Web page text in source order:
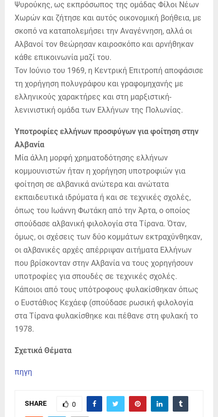
Ψυρούκης, ως εκπρόσωπος της ομάδας Φίλοι Νέων
Χωρών και ζήτησε και αυτός οικονομική βοήθεια, με
σκοπό να καταπολεμήσει την Αναγέννηση, αλλά οι
Αλβανοί τον θεώρησαν καιροσκόπο και αρνήθηκαν
κάθε επικοινωνία μαζί του.
Τον Ιούνιο του 1969, η Κεντρική Επιτροπή αποφάσισε
τη χορήγηση πολυγράφου και γραφομηχανής με
ελληνικούς χαρακτήρες και στη μαρξιστική-
λενινιστική ομάδα των Ελλήνων της Πολωνίας.
Υποτροφίες ελλήνων προσφύγων για φοίτηση στην
Αλβανία
Μία άλλη μορφή χρηματοδότησης ελλήνων
κομμουνιστών ήταν η χορήγηση υποτροφιών για
φοίτηση σε αλβανικά ανώτερα και ανώτατα
εκπαιδευτικά ιδρύματα ή και σε τεχνικές σχολές,
όπως του Ιωάννη Φωτάκη από την Άρτα, ο οποίος
σπούδασε αλβανική φιλολογία στα Τίρανα. Όταν,
όμως, οι σχέσεις των δύο κομμάτων εκτραχύνθηκαν,
οι αλβανικές αρχές απέρριψαν αιτήματα Ελλήνων
που βρίσκονταν στην Αλβανία να τους χορηγήσουν
υποτροφίες για σπουδές σε τεχνικές σχολές.
Κάποιοι από τους υπότροφους φυλακίσθηκαν όπως
ο Ευστάθιος Κεχάεφ (σπούδασε ρωσική φιλολογία
στα Τίρανα φυλακίσθηκε και πέθανε στη φυλακή το
1978.
Σχετικά Θέματα
πηγη
SHARE 0